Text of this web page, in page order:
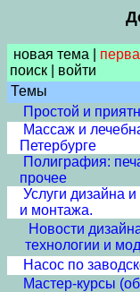
новая тема
поиск
войти
Темы
Простой и
Массаж и
Петербурге
Полиграфия:
прочее
Услуги дизайна
и монтажа.
Новости
технологии и
Насос по
Мастер-курсы